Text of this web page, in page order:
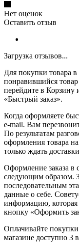
Нет оценок
Оставить отзыв
Загрузка отзывов...
Для покупки товара
понравившийся товар
перейдите в Корзину
«Быстрый заказ».
Когда оформляете
e-mail. Вам
По результатам
оформления товара
только ждать
Оформление заказа в
следующим образом.
последовательным
данные о себе.
информацию,
кнопку «Оформить
Оплачивайте
магазине доступно 3